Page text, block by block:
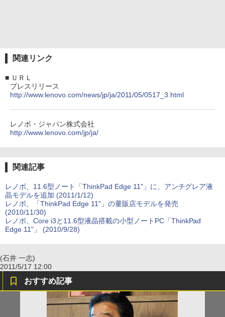
関連リンク
■ ＵＲＬ
プレスリリース
http://www.lenovo.com/news/jp/ja/2011/05/0517_3.html
レノボ・ジャパン株式会社
http://www.lenovo.com/jp/ja/
関連記事
レノボ、11.6型ノート「ThinkPad Edge 11"」に、アンチグレア液
晶モデルを追加 (2011/1/12)
レノボ、「ThinkPad Edge 11"」の量販店モデルを発売
(2010/11/30)
レノボ、Core i3と11.6型液晶搭載の小型ノートPC「ThinkPad
Edge 11"」 (2010/9/28)
(石井 一志)
2011/5/17 12:00
おすすめ記事